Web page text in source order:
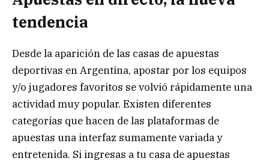
tendencia
Desde la aparición de las casas de apuestas
deportivas en Argentina, apostar por los equipos
y/o jugadores favoritos se volvió rápidamente una
actividad muy popular. Existen diferentes
categorías que hacen de las plataformas de
apuestas una interfaz sumamente variada y
entretenida. Si ingresas a tu casa de apuestas